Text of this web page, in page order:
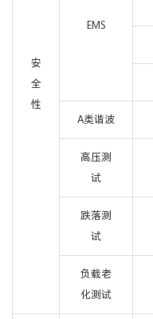
安
全
性
EMS
A类谐波
高压测
试
跌落测
试
负载老
化测试